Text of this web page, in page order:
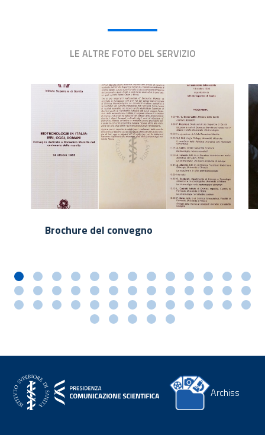
LE ALTRE FOTO DEL SERVIZIO
Brochure del convegno
Archiss